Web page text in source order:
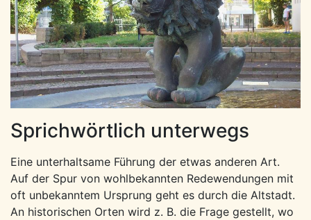
Sprichwörtlich unterwegs
Eine unterhaltsame Führung der etwas anderen Art.
Auf der Spur von wohlbekannten Redewendungen mit
oft unbekanntem Ursprung geht es durch die Altstadt.
An historischen Orten wird z. B. die Frage gestellt, wo